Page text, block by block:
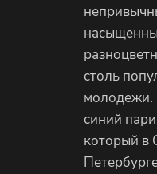
столь
молодежи.
синий
который в